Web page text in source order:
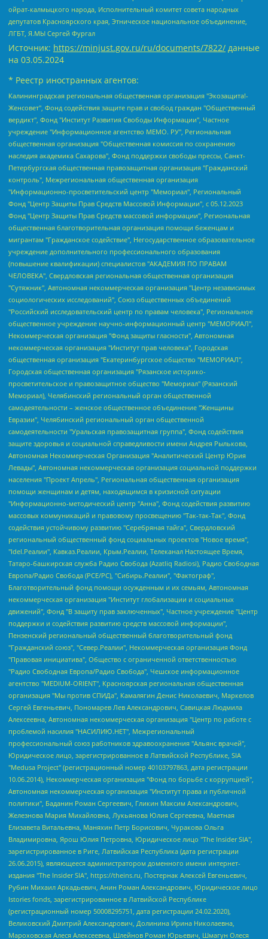
ойрат-калмыцкого народа, Исполнительный комитет совета народных
депутатов Красноярского края, Этническое национальное объединение,
ЛГБТ, Я.МЫ Сергей Фургал
Источник: https://minjust.gov.ru/ru/documents/7822/ данные
на 03.05.2024
* Реестр иностранных агентов:
Калининградская региональная общественная организация "Экозащита!-Женсовет", Фонд содействия защите прав и свобод граждан "Общественный вердикт", Фонд "Институт Развития Свободы Информации", Частное учреждение "Информационное агентство МЕМО. РУ", Региональная общественная организация "Общественная комиссия по сохранению наследия академика Сахарова", Фонд поддержки свободы прессы, Санкт-Петербургская общественная правозащитная организация "Гражданский контроль", Межрегиональная общественная организация "Информационно-просветительский центр "Мемориал", Региональный Фонд "Центр Защиты Прав Средств Массовой Информации", с 05.12.2023 Фонд "Центр Защиты Прав Средств массовой информации", Региональная общественная благотворительная организация помощи беженцам и мигрантам "Гражданское содействие", Негосударственное образовательное учреждение дополнительного профессионального образования (повышение квалификации) специалистов "АКАДЕМИЯ ПО ПРАВАМ ЧЕЛОВЕКА", Свердловская региональная общественная организация "Сутяжник", Автономная некоммерческая организация "Центр независимых социологических исследований", Союз общественных объединений "Российский исследовательский центр по правам человека", Региональное общественное учреждение научно-информационный центр "МЕМОРИАЛ", Некоммерческая организация "Фонд защиты гласности", Автономная некоммерческая организация "Институт прав человека", Городская общественная организация "Екатеринбургское общество "МЕМОРИАЛ", Городская общественная организация "Рязанское историко-просветительское и правозащитное общество "Мемориал" (Рязанский Мемориал), Челябинский региональный орган общественной самодеятельности – женское общественное объединение "Женщины Евразии", Челябинский региональный орган общественной самодеятельности "Уральская правозащитная группа", Фонд содействия защите здоровья и социальной справедливости имени Андрея Рылькова, Автономная Некоммерческая Организация "Аналитический Центр Юрия Левады", Автономная некоммерческая организация социальной поддержки населения "Проект Апрель", Региональная общественная организация помощи женщинам и детям, находящимся в кризисной ситуации "Информационно-методический центр "Анна", Фонд содействия развитию массовых коммуникаций и правовому просвещению "Так-так-Так", Фонд содействия устойчивому развитию "Серебряная тайга", Свердловский региональный общественный фонд социальных проектов "Новое время", "Idel.Реалии", Кавказ.Реалии, Крым.Реалии, Телеканал Настоящее Время, Татаро-башкирская служба Радио Свобода (Azatliq Radiosi), Радио Свободная Европа/Радио Свобода (PCE/PC), "Сибирь.Реалии", "Фактограф", Благотворительный фонд помощи осужденным и их семьям, Автономная некоммерческая организация "Институт глобализации и социальных движений", Фонд "В защиту прав заключенных", Частное учреждение "Центр поддержки и содействия развитию средств массовой информации", Пензенский региональный общественный благотворительный фонд "Гражданский союз", "Север.Реалии", Некоммерческая организация Фонд "Правовая инициатива", Общество с ограниченной ответственностью "Радио Свободная Европа/Радио Свобода", Чешское информационное агентство "MEDIUM-ORIENT", Красноярская региональная общественная организация "Мы против СПИДа", Камалягин Денис Николаевич, Маркелов Сергей Евгеньевич, Пономарев Лев Александрович, Савицкая Людмила Алексеевна, Автономная некоммерческая организация "Центр по работе с проблемой насилия "НАСИЛИЮ.НЕТ", Межрегиональный профессиональный союз работников здравоохранения "Альянс врачей", Юридическое лицо, зарегистрированное в Латвийской Республике, SIA "Medusa Project" (регистрационный номер 40103797863, дата регистрации 10.06.2014), Некоммерческая организация "Фонд по борьбе с коррупцией", Автономная некоммерческая организация "Институт права и публичной политики", Баданин Роман Сергеевич, Гликин Максим Александрович, Железнова Мария Михайловна, Лукьянова Юлия Сергеевна, Маетная Елизавета Витальевна, Маняхин Петр Борисович, Чуракова Ольга Владимировна, Ярош Юлия Петровна, Юридическое лицо "The Insider SIA", зарегистрированное в Риге, Латвийская Республика (дата регистрации 26.06.2015), являющееся администратором доменного имени интернет-издания "The Insider SIA", https://theins.ru, Постернак Алексей Евгеньевич, Рубин Михаил Аркадьевич, Анин Роман Александрович, Юридическое лицо Istories fonds, зарегистрированное в Латвийской Республике (регистрационный номер 50008295751, дата регистрации 24.02.2020), Великовский Дмитрий Александрович, Долинина Ирина Николаевна, Мароховская Алеся Алексеевна, Шлейнов Роман Юрьевич, Шмагун Олеся Валентиновна, Общество с ограниченной ответственностью "Альтаир 2021", Общество с ограниченной ответственностью "Вега 2021", Общество с ограниченной ответственностью "Главный редактор 2021", Общество с ограниченной ответственностью "Ромашки монолит", Важенков Артем Валерьевич, Ивановская областная общественная организация "Центр гендерных исследований", Гурман Юрий Альбертович, Медиапроект "ОВД-Инфо", Егоров Владимир Владимирович, Жилинский Владимир Александрович, Общество с ограниченной ответственностью "ЗП", Иванова София Юрьевна, Карезина Инна Павловна, Кильтау Екатерина Викторовна, Петров Алексей Викторович, Пискунов Сергей Евгеньевич, Смирнов Сергей Сергеевич, Тихонов Михаил Сергеевич, Общество с ограниченной ответственностью "ЖУРНАЛИСТ-ИНОСТРАННЫЙ АГЕНТ", Арапова Галина Юрьевна, Вольтская Татьяна Анатольевна, Американская компания "Mason G.E.S. Anonymous Foundation" (США), являющаяся владельцем интернет-издания https://mnews.world/, Компания "Stichting Bellingcat", зарегистрированная в Нидерландах (дата регистрации 11.07.2018), Захаров Андрей Вячеславович, Клепиковская Екатерина Дмитриевна, Общество с ограниченной ответственностью "МЕМО", Перл Роман Александрович, Симонов Евгений Алексеевич, Соловьева Елена Анатольевна, Сотников Даниил Владимирович, Сурначева Елизавета Дмитриевна, Автономная некоммерческая организация по защите прав человека и информированию населения "Якутия – Наше Мнение", Общество с ограниченной ответственностью "Москоу диджитал медиа", с 26.01.2023 Общество с ограниченной ответственностью "Чайка Белые сады", Ветошкина Валерия Валерьевна, Заговора Максим Александрович, Межрегиональное общественное движение "Российская ЛГБТ - сеть", Оленичев Максим Владимирович, Павлов Иван Юрьевич, Скворцова Елена Сергеевна, Общество с ограниченной ответственностью "Как бы инагент", Кочетков Игорь Викторович, Общество с ограниченной ответственностью "Честные выборы", Еланчик Олег Александрович, Общество с ограниченной ответственностью "Нобелевский призыв", Гималова Регина Эмилевна, Григорьев Андрей Валерьевич, Григорьева Алина Александровна, Ассоциация по содействию защите прав призывников, альтернативнослужащих и военнослужащих "Правозащитная группа "Гражданин.Армия.Право", Хисамова Регина Фаритовна, Автономная некоммерческая организация по реализации социально-правовых программ "Лилит", Дальневосточное общественное движение "Маяк", Санкт-Петербургская ЛГБТ-инициативная группа "Выход", Инициативная группа ЛГБТ+ "Реверс", Алексеев Андрей Викторович, Бекбулатова Таисия Львовна, Беляев Иван Михайлович, Владыкина Елена Сергеевна, Гельман Марат Александрович, Никульшина Вероника Юрьевна, Толоконникова Надежда Андреевна, Шендерович Виктор Анатольевич, Общество с ограниченной ответственностью "Данное сообщение", Общество с ограниченной ответственностью Издательский дом "Новая глава", Айнбиндер Александра Александровна, Московский комьюнити-центр для ЛГБТ+инициатив, Благотворительный фонд развития филантропии, Deutsche Welle (Германия, Kurt-Schumacher-Strasse 3, 53113 Bonn), Борзунова Мария Михайловна, Воробьев Виктор Викторович, Голубева Анна Львовна, Константинова Алла Михайловна, Малкова Ирина Владимировна, Мурадов Мурад Абдулгалимович, Осетинская Елизавета Николаевна, Понасенков Евгений Николаевич, Ганапольский Матвей Юрьевич, Киселев Евгений Алексеевич, Борухович Ирина Григорьевна, Дремин Иван Тимофеевич, Дубровский Дмитрий Викторович, Красноярская региональная общественная организация поддержки и развития альтернативных образовательных технологий и межкультурных коммуникаций "ИНТЕРРА", Маяковская Екатерина Алексеевна, Фейгин Марк Захарович, Филимонов Андрей Викторович, Дзугкоева Регина Николаевна, Доброхотов Роман Александрович, Дудь Юрий Александрович, Елкин Сергей Владимирович, Кругликов Кирилл Игоревич, Сабунаева Мария Леонидовна, Семенов Алексей Владимирович, Шаинян Карен Багратович, Шульман Екатерина Михайловна, Асафьев Артур Валерьевич, Вахштайн Виктор Семенович, Венедиктов Алексей Алексеевич, Лушникова Екатерина Евгеньевна, Волков Леонид Михайлович, Невзоров Александр Глебович, Пархоменко Сергей Борисович, Сироткин Ярослав Николаевич, Кара-Мурза Владимир Владимирович, Баранова Наталья Владимировна, Гозман Леонид Яковлевич, Кагарлицкий Борис Юльевич, Климарев Михаил Валерьевич, Милов Владимир Станиславович, Автономная некоммерческая организация Краснодарский центр современного искусства "Типография", Моргенштерн Алишер Тагирович, Соболь Любовь Эдуардовна, Общество с ограниченной ответственностью "ЛИЗА НОРМ", Каспаров Гарри Кимович, Ходорковский Михаил Борисович, Общество с ограниченной ответственностью "Апрельские тезисы", Данилович Ирина Брониславовна, Кашин Олег Владимирович, Петров Николай Владимирович, Пивоваров Алексей Владимирович, Соколов Михаил Владимирович, Цветкова Юлия Владимировна, Чичваркин Евгений Александрович, Комитет против пыток/Команда против пыток, Общество с ограниченной ответственностью "Первый научный", Общество с ограниченной ответственностью "Вертолет и ко", Белоцерковская Вероника Борисовна, Кац Максим Евгеньевич, Лазарева Татьяна Юрьевна, Шаведдинов Руслан Табризович, Яшин Илья Валерьевич, Общество с ограниченной ответственностью "Иноагент ААВ", Алешковский Дмитрий Петрович, Альбац Евгения Марковна, Быков Дмитрий Львович, Галямина Юлия Евгеньевна, Лойко Сергей Леонидович, Мартынов Кирилл Константинович, Медведев Сергей Александрович, Крашенинников Федор Геннадиевич, Гордеева Катерина Вл